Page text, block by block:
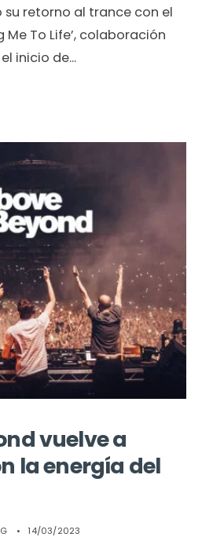
retorno al trance con el
Me To Life’, colaboración
inicio de...
vuelve a
la energía del
• 14/03/2023